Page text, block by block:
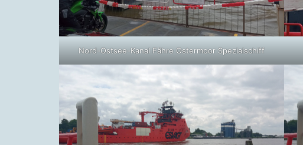
Nord-Ostsee-Kanal Fähre Ostermoor Spezialschiff